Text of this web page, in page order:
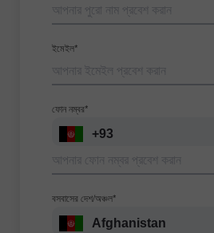
ইমেইল*
ফোন নম্বর*
+93
বসবাসের দেশ/অঞ্চল*
Afghanistan